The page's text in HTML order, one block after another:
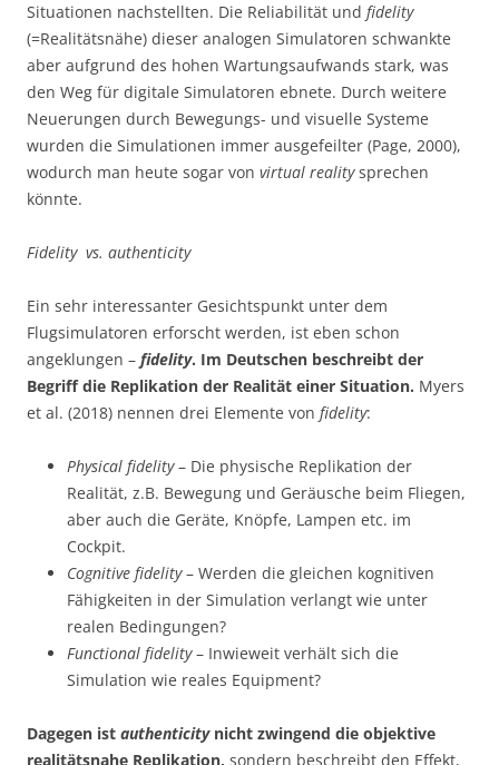
Situationen nachstellten. Die Reliabilität und fidelity
(=Realitätsnähe) dieser analogen Simulatoren schwankte
aber aufgrund des hohen Wartungsaufwands stark, was
den Weg für digitale Simulatoren ebnete. Durch weitere
Neuerungen durch Bewegungs- und visuelle Systeme
wurden die Simulationen immer ausgefeilter (Page, 2000),
wodurch man heute sogar von virtual realitysprechen
könnte.
Fidelity vs. authenticity
Ein sehr interessanter Gesichtspunkt unter dem
Flugsimulatoren erforscht werden, ist eben schon
angeklungen – fidelity. Im Deutschen beschreibt der
Begriff die Replikation der Realität einer Situation. Myers
et al. (2018) nennen drei Elemente von fidelity:
Physical fidelity– Die physische Replikation der
Realität, z.B. Bewegung und Geräusche beim Fliegen,
aber auch die Geräte, Knöpfe, Lampen etc. im
Cockpit.
Cognitive fidelity– Werden die gleichen kognitiven
Fähigkeiten in der Simulation verlangt wie unter
realen Bedingungen?
Functional fidelity– Inwieweit verhält sich die
Simulation wie reales Equipment?
Dagegen ist authenticitynicht zwingend die objektive
realitätsnahe Replikation, sondern beschreibt den Effekt,